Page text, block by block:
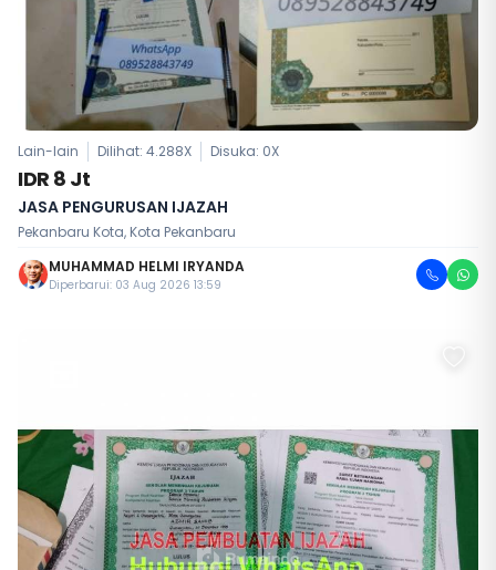
Lain-lain Dilihat: 4.288X Disuka: 0X
IDR 8 Jt
JASA PENGURUSAN IJAZAH
Pekanbaru Kota, Kota Pekanbaru
MUHAMMAD HELMI IRYANDA
Diperbarui: 03 Aug 2026 13:59